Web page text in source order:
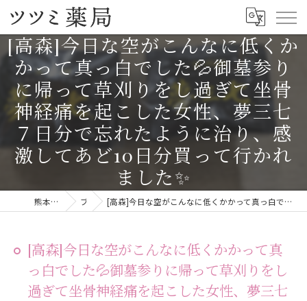
[高森]今日な空がこんなに低くか
かって真っ白でした💦御墓参り
に帰って草刈りをし過ぎて坐骨
神経痛を起こした女性、夢三七
７日分で忘れたように治り、感
激してあど10日分買って行かれ
ました✨
熊本の漢方ならツツミ薬局 ブログ [高森]今日な空がこんなに低くかかって真っ白でした💦御墓参りに帰って草刈りをし過ぎて坐骨神経痛を起こした女性、夢三七７日分で忘れたように治り、感激してあど10日分買って行かれました✨
[高森]今日な空がこんなに低くかかって真
っ白でした💦御墓参りに帰って草刈りをし
過ぎて坐骨神経痛を起こした女性、夢三七